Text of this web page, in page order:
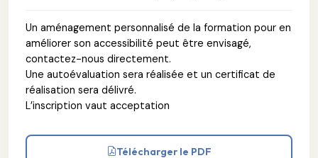
Un aménagement personnalisé de la formation pour en
améliorer son accessibilité peut être envisagé,
contactez-nous directement.
Une autoévaluation sera réalisée et un certificat de
réalisation sera délivré.
L’inscription vaut acceptation
Télécharger le PDF